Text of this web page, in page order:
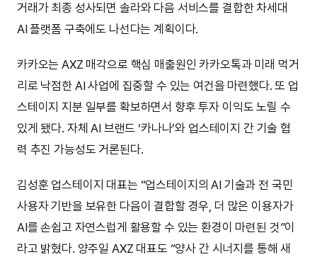
거래가 최종 성사되면 솔라와 다음 서비스를 결합한 차세대
AI 플랫폼 구축에도 나선다는 계획이다.
카카오는 AXZ 매각으로 핵심 매출원인 카카오톡과 미래 먹거
리로 낙점한 AI 사업에 집중할 수 있는 여건을 마련했다. 또 업
스테이지 지분 일부를 확보하면서 향후 투자 이익도 노릴 수
있게 됐다. 자체 AI 브랜드 ‘카나나’와 업스테이지 간 기술 협
력 추진 가능성도 거론된다.
김성훈 업스테이지 대표는 “업스테이지의 AI 기술과 전 국민
사용자 기반을 보유한 다음이 결합할 경우, 더 많은 이용자가
AI를 손쉽고 자연스럽게 활용할 수 있는 환경이 마련된 것”이
라고 밝혔다. 양주일 AXZ 대표도 “양사 간 시너지를 통해 새